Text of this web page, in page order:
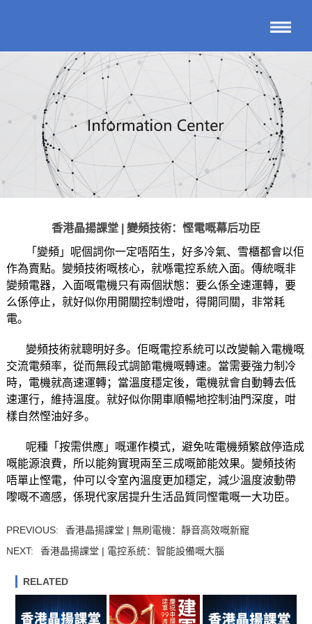
香港晶揚課堂 | 變頻技術：慳電嘅幕后功臣
「變頻」呢個詞你一定唔陌生，好多冷氣、雪櫃都會以佢
作為賣點。變頻技術嘅核心，就喺電控系統入面。傳統嘅非
變頻電器，入面嘅電機只有兩個狀態：要么係全速運轉，要
么係停止，就好似你用開關控制燈咁，得開同關，非常耗
電。
變頻技術就聰明好多。佢嘅電控系統可以改變輸入電機嘅
交流電頻率，從而無段式調節電機嘅轉速。當需要強力制冷
時，電機就高速運轉；當溫度穩定後，電機就會自動轉去低
速運行，維持溫度。就好似你開車順暢地控制油門深度，咁
樣自然慳油好多。
呢種「按需供應」嘅運作模式，避免咗電機頻繁啟停造成
嘅能源浪費，所以能夠實現兩至三成嘅節能效果。變頻技術
唔單止慳電，仲可以令室內溫度更加穩定，減少溫度波動帶
嚟嘅不適感，係現代家居提升生活品質同慳電嘅一大功臣。
PREVIOUS:
香港晶揚課堂 | 無刷電機：靜音高效嘅新寵
NEXT:
香港晶揚課堂 | 電控系統：智能設備嘅大腦
RELATED